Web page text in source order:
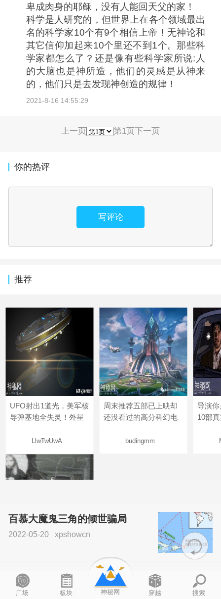
卑成肉身的耶稣，没有人能回天父的家！
科学是人研究的，但世界上在各个领域最出
名的科学家10个有9个相信上帝！无神论和
其它信仰加起来10个里还不到1个。那些科
学家都怎么了？还是像有些科学家所说:人
的大脑也是神所造，他们的灵感是从神来
的，他们只是去发现神创造的规律！
2021-8-16 14:55:29
上一页 第1页下一页
你的热评
写评论
推荐
UFO射出1道光，美军核
导弹基地全失灵！外星
LlwTwUwA
周末推荐五部已上映却
还没看过的高分科幻电
budingmm
导演
10部
百慕大魔鬼三角的倾世骗局
2022-05-20 xpshowcn
新科诺奖得主坚信外星生命存
在：30年内即能
广场 板块 神秘网 穿越 搜索